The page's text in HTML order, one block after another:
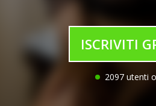
Se stai cercando un'avventura
sentimentali qui hai un'ampia
sito di incontri, o un’agenzia
l’anima gemella o la donna
possibilità di trovare annunci
, dai più semplici ai più
ISCRIVITI
2097 utenti